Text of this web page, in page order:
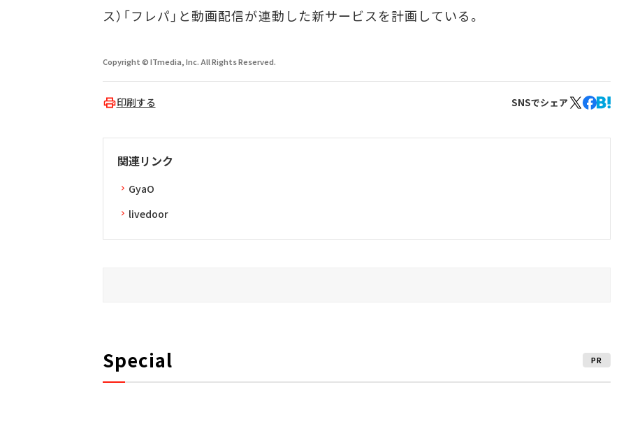
ス）「フレパ」と動画配信が連動した新サービスを計画している。
Copyright © ITmedia, Inc. All Rights Reserved.
印刷する SNSでシェア
関連リンク
GyaO
livedoor
Special PR